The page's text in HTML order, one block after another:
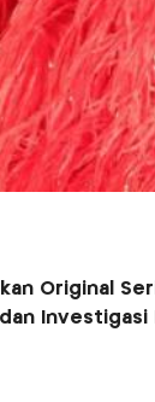
Original
Investigasi